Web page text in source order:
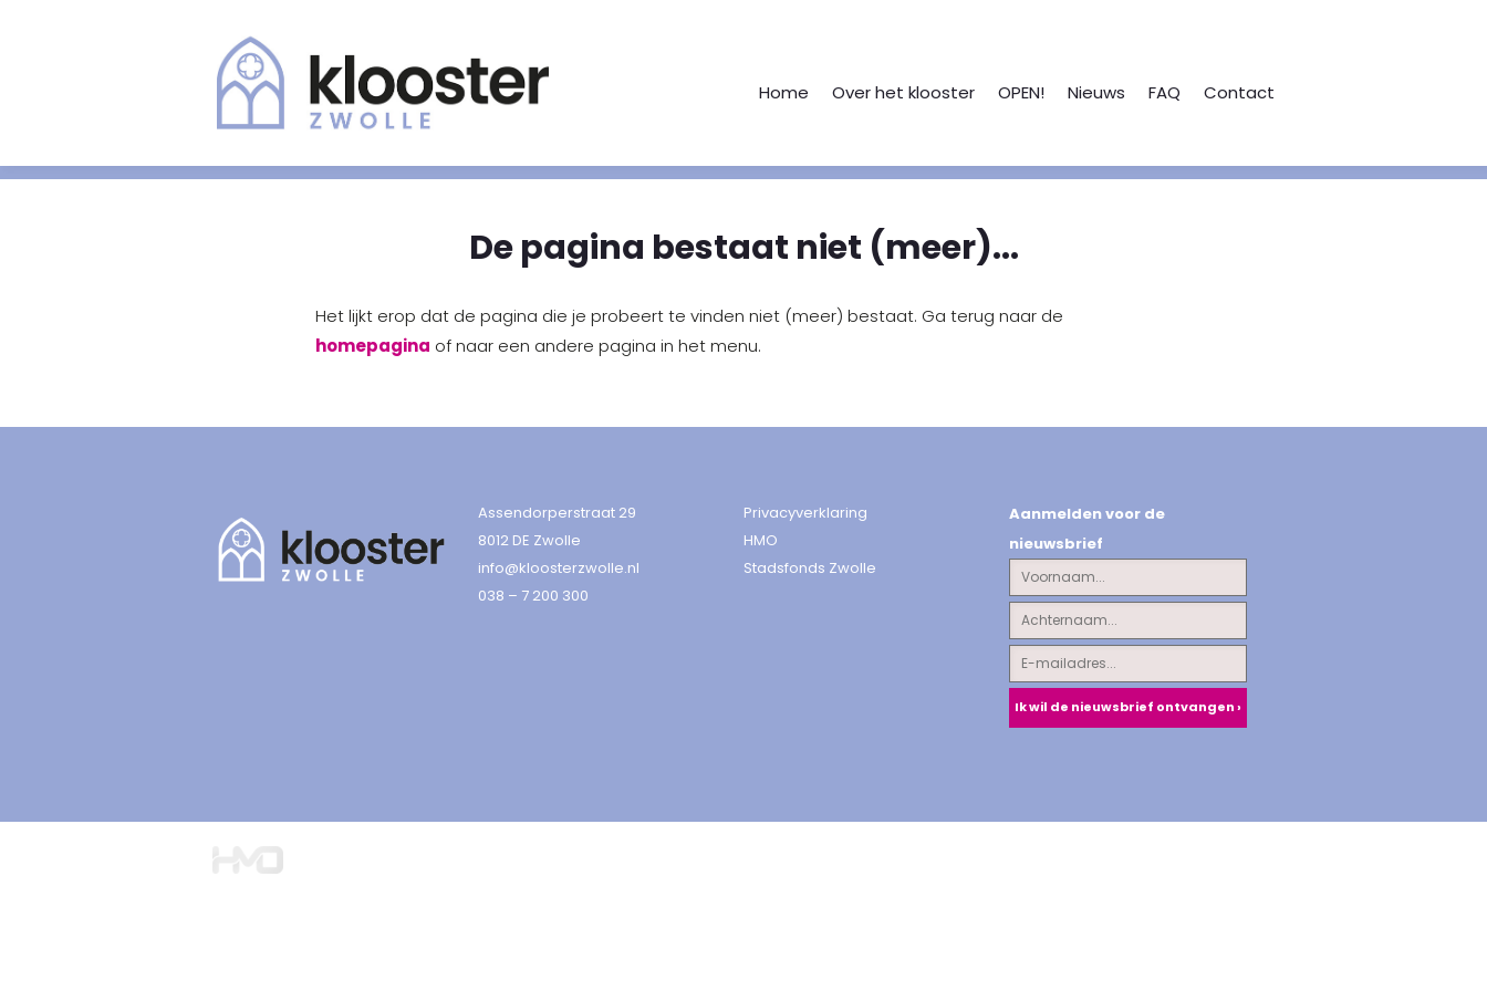
Home Over het klooster OPEN! Nieuws FAQ Contact
De pagina bestaat niet (meer)...
Het lijkt erop dat de pagina die je probeert te vinden niet (meer) bestaat. Ga terug naar de
homepagina of naar een andere pagina in het menu.
Assendorperstraat 29
8012 DE Zwolle
info@kloosterzwolle.nl
038 – 7 200 300
Privacyverklaring
HMO
Stadsfonds Zwolle
Aanmelden voor de
nieuwsbrief